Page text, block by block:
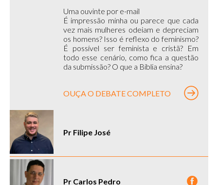
Uma ouvinte por e-mail
É impressão minha ou parece que cada
vez mais mulheres odeiam e depreciam
os homens? Isso é reflexo do feminismo?
É possível ser feminista e cristã? Em
todo esse cenário, como fica a questão
da submissão? O que a Bíblia ensina?
OUÇA O DEBATE COMPLETO
Pr Filipe José
Pr Carlos Pedro